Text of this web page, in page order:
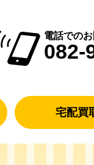
電話での
082-
宅配買